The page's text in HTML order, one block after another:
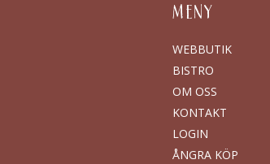
MENY
WEBBUTIK
BISTRO
OM OSS
KONTAKT
LOGIN
ÅNGRA KÖP